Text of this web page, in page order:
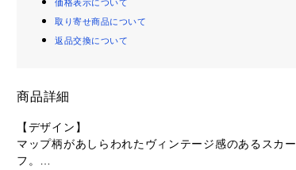
価格表示について
取り寄せ商品について
返品交換について
商品詳細
【デザイン】
マップ柄があしらわれたヴィンテージ感のあるスカー
フ。